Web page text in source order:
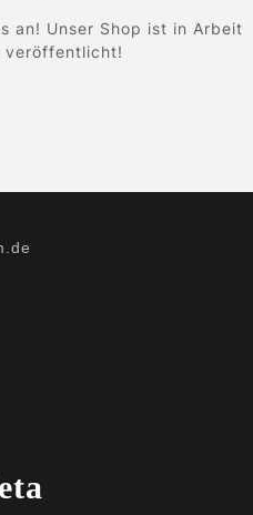
an! Unser Shop ist in Arbeit
veröffentlicht!